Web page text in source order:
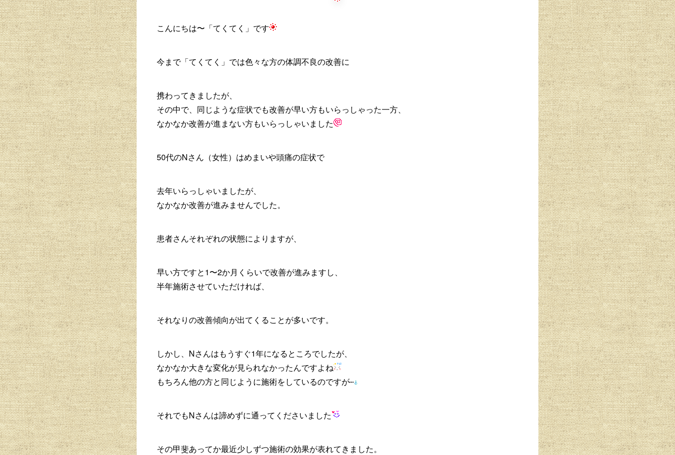
こんにちは〜「てくてく」です
今まで「てくてく」では色々な方の体調不良の改善に
携わってきましたが、
その中で、同じような症状でも改善が早い方もいらっしゃった一方、
なかなか改善が進まない方もいらっしゃいました
50代のNさん（女性）はめまいや頭痛の症状で
去年いらっしゃいましたが、
なかなか改善が進みませんでした。
患者さんそれぞれの状態によりますが、
早い方ですと1〜2か月くらいで改善が進みますし、
半年施術させていただければ、
それなりの改善傾向が出てくることが多いです。
しかし、Nさんはもうすぐ1年になるところでしたが、
なかなか大きな変化が見られなかったんですよね
もちろん他の方と同じように施術をしているのですが
それでもNさんは諦めずに通ってくださいました
その甲斐あってか最近少しずつ施術の効果が表れてきました。